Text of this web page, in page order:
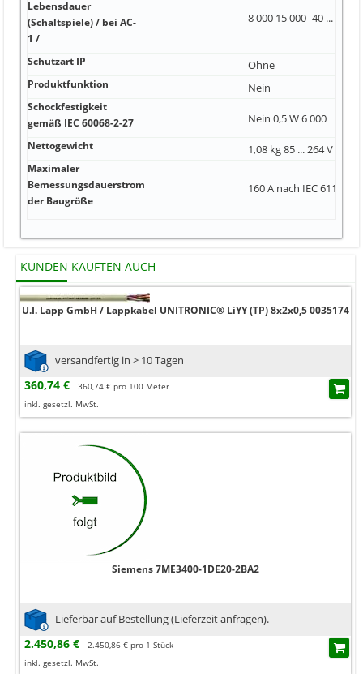
Lebensdauer
(Schaltspiele) / bei AC-
1 /
8 000 15 000 -40 ... +85
Schutzart IP Ohne
Produktfunktion Nein
Schockfestigkeit
gemäß IEC 60068-2-27
Nein 0,5 W 6 000
Nettogewicht 1,08 kg 85 ... 264 V 200 A
Maximaler
Bemessungsdauerstrom
der Baugröße
160 A nach IEC 61131-2
KUNDEN KAUFTEN AUCH
U.I. Lapp GmbH / Lappkabel UNITRONIC® LiYY (TP) 8x2x0,5 0035174
versandfertig in > 10 Tagen
360,74 €
360,74 € pro 100 Meter
inkl. gesetzl. MwSt.
Siemens 7ME3400-1DE20-2BA2
Lieferbar auf Bestellung (Lieferzeit anfragen).
2.450,86 €
2.450,86 € pro 1 Stück
inkl. gesetzl. MwSt.